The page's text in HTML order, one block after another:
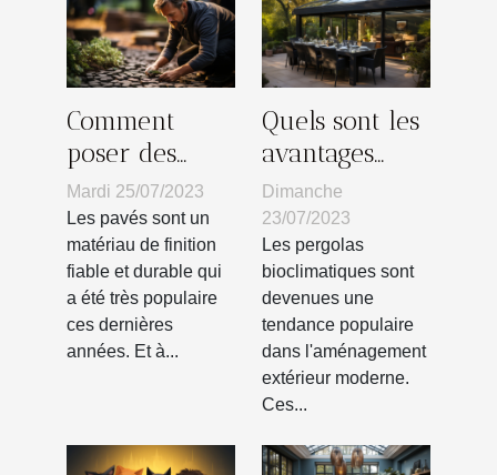
Comment
poser des
pavés sur
votre terrain
?
Mardi 25/07/2023
Les pavés sont un
matériau de finition
fiable et durable qui
a été très populaire
ces dernières
années. Et à...
Quels sont les
avantages
d’une pergola
bioclimatique
?
Dimanche
23/07/2023
Les pergolas
bioclimatiques sont
devenues une
tendance populaire
dans l'aménagement
extérieur moderne.
Ces...